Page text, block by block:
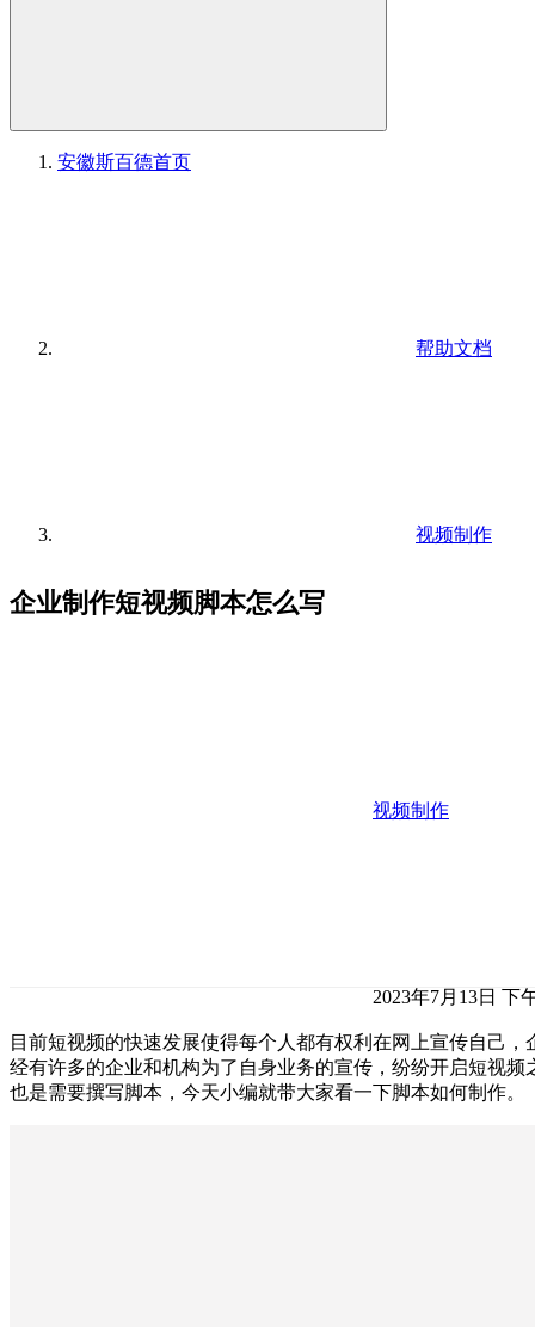
安徽斯百德首页
帮助文档
视频制作
企业制作短视频脚本怎么写
视频制作
2023年7月13日 下
目前短视频的快速发展使得每个人都有权利在网上宣传自己，
经有许多的企业和机构为了自身业务的宣传，纷纷开启短视频
也是需要撰写脚本，今天小编就带大家看一下脚本如何制作。